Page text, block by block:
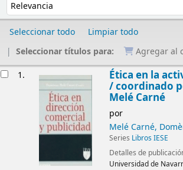
Seleccionar todo
Limpiar todo
Seleccionar títulos para:
Agregar al
1. Ética en la
/coordinado
Melé Carné
por
Melé Carné,
Series Libros IESE
Detalles de
Universidad de